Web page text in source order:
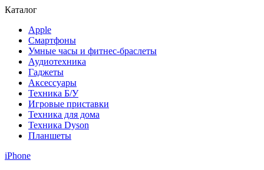
Каталог
Apple
Смартфоны
Умные часы и фитнес-браслеты
Аудиотехника
Гаджеты
Аксессуары
Техника Б/У
Игровые приставки
Техника для дома
Техника Dyson
Планшеты
iPhone